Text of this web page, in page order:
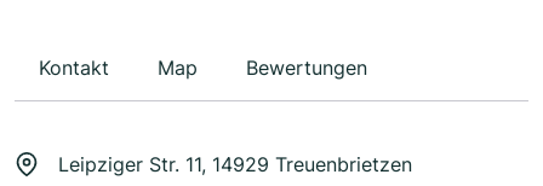
Kontakt Map Bewertungen
Leipziger Str. 11, 14929 Treuenbrietzen